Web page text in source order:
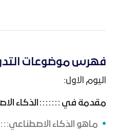
فهرس موضوعات
اليوم الاول:
مقدمة في
الذكاء
ماهو الذكاء الاصطناعي